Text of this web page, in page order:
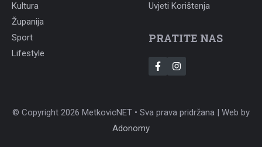
Kultura
Županija
Sport
Lifestyle
Uvjeti Korištenja
PRATITE NAS
© Copyright 2026 MetkovicNET • Sva prava pridržana | Web by
Adonomy